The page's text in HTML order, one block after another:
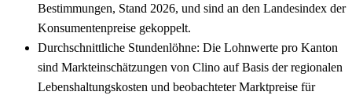
Bestimmungen, Stand 2026, und sind an den Landesindex der
Konsumentenpreise gekoppelt.
Durchschnittliche Stundenlöhne: Die Lohnwerte pro Kanton
sind Markteinschätzungen von Clino auf Basis der regionalen
Lebenshaltungskosten und beobachteter Marktpreise für